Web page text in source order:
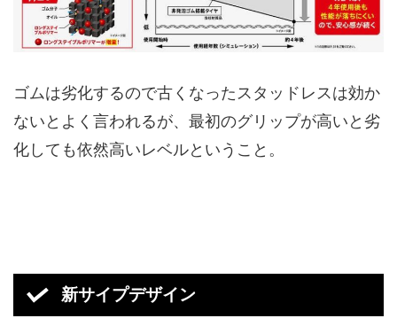
ゴムは劣化するので古くなったスタッドレスは効か
ないとよく言われるが、最初のグリップが高いと劣
化しても依然高いレベルということ。
新サイプデザイン